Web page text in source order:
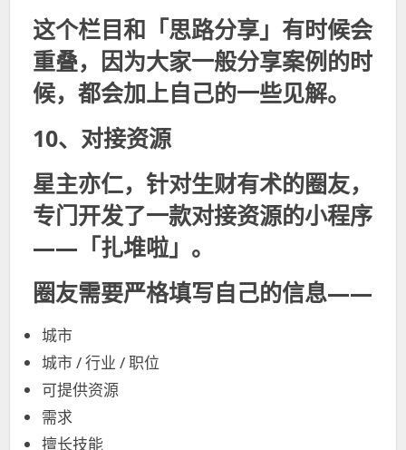
这个栏目和「思路分享」有时候会
重叠，因为大家一般分享案例的时
候，都会加上自己的一些见解。
10、对接资源
星主亦仁，针对生财有术的圈友，
专门开发了一款对接资源的小程序
——「扎堆啦」。
圈友需要严格填写自己的信息——
城市
城市 / 行业 / 职位
可提供资源
需求
擅长技能